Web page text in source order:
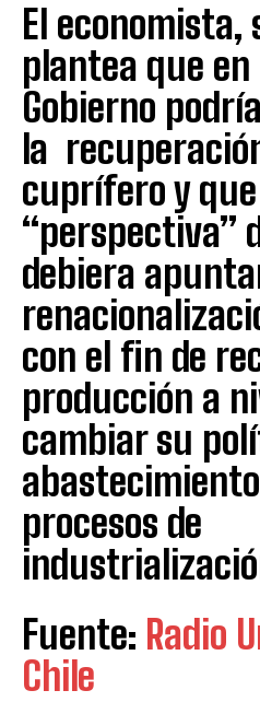
El
plantea que
Gobierno
la
cuprífero y
“perspectiva”
debiera
con el fin de
producción a
cambiar su
procesos de
Fuente: Radio
Chile